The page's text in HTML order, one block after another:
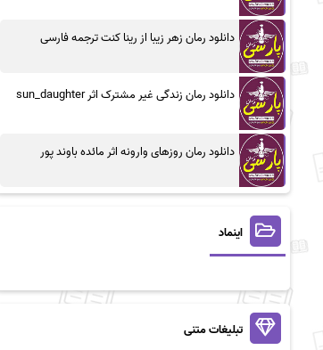
دانلود رمان زهر زیبا از رینا کنت ترجمه فارسی
دانلود رمان زندگی غیر مشترک اثر sun_daughter
دانلود رمان روزهای وارونه اثر مائده باوند پور
اینماد
تبلیغات متنی